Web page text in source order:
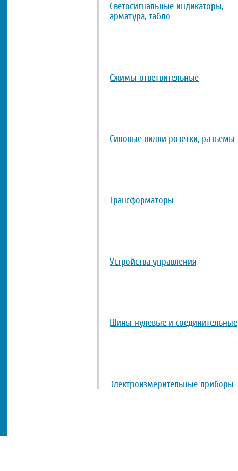
Светосигнальные индикаторы,
арматура, табло
Сжимы ответвительные
Силовые вилки розетки, разъемы
Трансформаторы
Устройства управления
Шины нулевые и соединительные
Электроизмерительные приборы